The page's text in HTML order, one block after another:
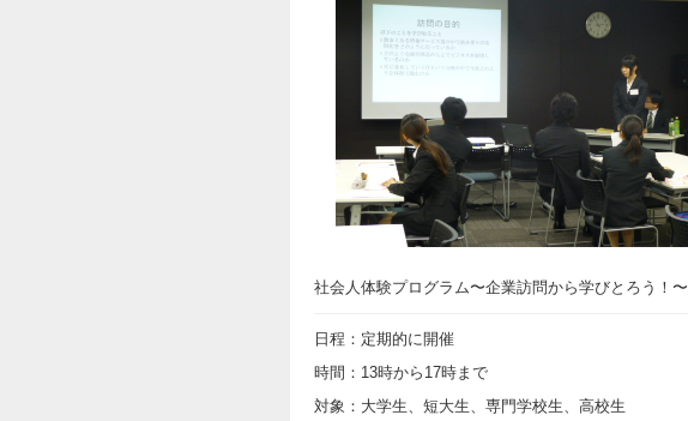
社会人体験プログラム〜企業訪問から学びとろう！〜
日程：定期的に開催
時間：13時から17時まで
対象：大学生、短大生、専門学校生、高校生